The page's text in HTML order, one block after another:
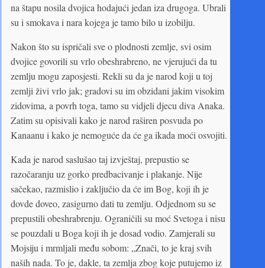
na štapu nosila dvojica hodajući jedan iza drugoga. Ubrali
su i smokava i nara kojega je tamo bilo u izobilju.
Nakon što su ispričali sve o plodnosti zemlje, svi osim
dvojice govorili su vrlo obeshrabreno, ne vjerujući da tu
zemlju mogu zaposjesti. Rekli su da je narod koji u toj
zemlji živi vrlo jak; gradovi su im obzidani jakim visokim
zidovima, a povrh toga, tamo su vidjeli djecu diva Anaka.
Zatim su opisivali kako je narod raširen posvuda po
Kanaanu i kako je nemoguće da će ga ikada moći osvojiti.
Kada je narod saslušao taj izvještaj, prepustio se
razočaranju uz gorko predbacivanje i plakanje. Nije
sačekao, razmislio i zaključio da će im Bog, koji ih je
dovde doveo, zasigurno dati tu zemlju. Odjednom su se
prepustili obeshrabrenju. Ograničili su moć Svetoga i nisu
se pouzdali u Boga koji ih je dosad vodio. Zamjerali su
Mojsiju i mrmljali među sobom: „Znači, to je kraj svih
naših nada. To je, dakle, ta zemlja zbog koje putujemo iz